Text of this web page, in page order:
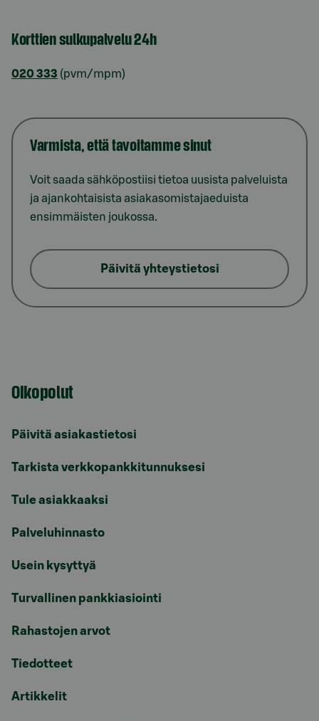
Korttien sulkupalvelu 24h
020 333 (pvm/mpm)
Varmista, että tavoitamme sinut
Voit saada sähköpostiisi tietoa uusista palveluista
ja ajankohtaisista asiakasomistajaeduista
ensimmäisten joukossa.
Päivitä yhteystietosi
Oikopolut
Päivitä asiakastietosi
Tarkista verkkopankkitunnuksesi
Tule asiakkaaksi
Palveluhinnasto
Usein kysyttyä
Turvallinen pankkiasiointi
Rahastojen arvot
Tiedotteet
Artikkelit